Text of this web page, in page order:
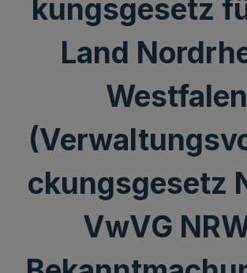
kungsgesetz
Land
Westfalen
ckungsgesetz
VwVG